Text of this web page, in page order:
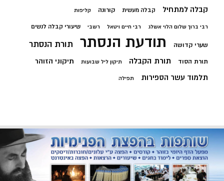
קבלה למתחיל קבלה מעשית קורונה קליפות
רבי ברוך שלום הלוי אשלג רבי חיים ויטאל רשבי שיעורי קבלה לנשים
שערי קדושה תודעת הנסתר תורת הנסתר
תורת הסוד תורת הקבלה תיקון ליל שבועות תיקוני הזוהר
תלמוד עשר הספירות תפילה